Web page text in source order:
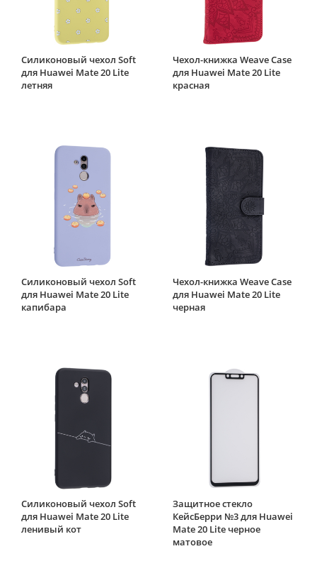
Силиконовый чехол Soft
для Huawei Mate 20 Lite
летняя
Чехол-книжка Weave Case
для Huawei Mate 20 Lite
красная
Силиконовый чехол Soft
для Huawei Mate 20 Lite
капибара
Чехол-книжка Weave Case
для Huawei Mate 20 Lite
черная
Силиконовый чехол Soft
для Huawei Mate 20 Lite
ленивый кот
Защитное стекло
КейсБерри №3 для Huawei
Mate 20 Lite черное
матовое